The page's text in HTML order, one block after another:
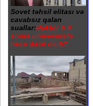
Sovet təhsil elitası və
cavabsız qalan
suallar:Rektor 6 il
sonra universitetə
necə daxil olub?